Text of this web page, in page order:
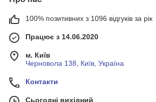
100% позитивних з 1096 відгуків за рік
Працює з 14.06.2020
м. Київ
Черновола 138, Київ, Україна
Контакти
Сьогодні вихідний